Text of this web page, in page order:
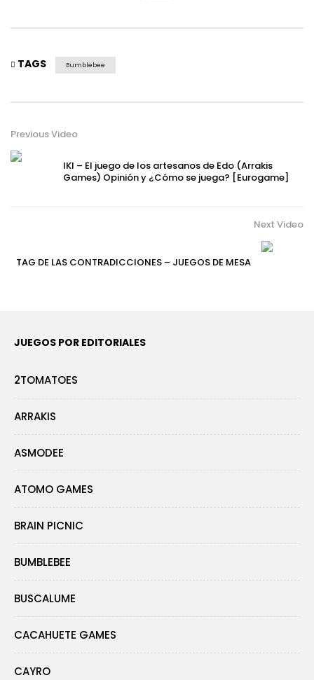
TAGS Bumblebee
Previous Video
IKI – El juego de los artesanos de Edo (Arrakis
Games) Opinión y ¿Cómo se juega? [Eurogame]
Next Video
TAG DE LAS CONTRADICCIONES – JUEGOS DE MESA
JUEGOS POR EDITORIALES
2TOMATOES
ARRAKIS
ASMODEE
ATOMO GAMES
BRAIN PICNIC
BUMBLEBEE
BUSCALUME
CACAHUETE GAMES
CAYRO